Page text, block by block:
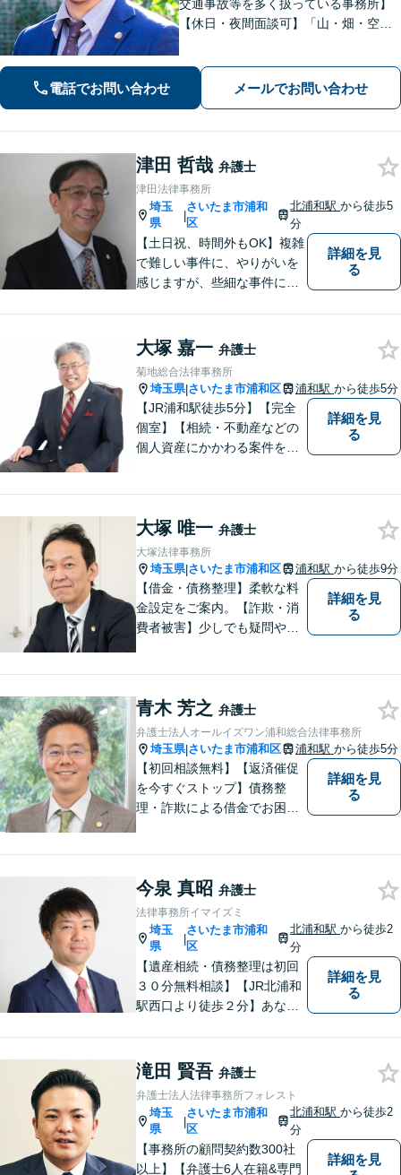
交通事故等を多く扱っている事務所】
【休日・夜間面談可】「山・畑・空き
電話でお問い合わせ メールでお問い合わせ
津田 哲哉 弁護士
津田法律事務所
埼玉
県
|
さいたま市浦和
区
北浦和駅から徒歩5
分
【土日祝、時間外もOK】複雑
で難しい事件に、やりがいを
感じますが、些細な事件にも
会社経営、経理・税務などに
も詳しく、きめ細かく対応致
します。刑事事件にも力を入
れています。
詳細を見
る
大塚 嘉一 弁護士
菊地総合法律事務所
埼玉県|さいたま市浦和区 浦和駅 から徒歩5分
【JR浦和駅徒歩5分】【完全
個室】【相続・不動産などの
個人資産にかかわる案件を多
お気軽にご相談ください。
詳細を見
る
大塚 唯一 弁護士
大塚法律事務所
埼玉県|さいたま市浦和区 浦和駅 から徒歩9分
【借金・債務整理】柔軟な料
金設定をご案内。【詐欺・消
費者被害】少しでも疑問や不
【刑事事件】スピーディーな
接見を重視！少年事件は子ど
もたちの将来を見据えてサポ
ート。
詳細を見
る
青木 芳之 弁護士
弁護士法人オールイズワン浦和総合法律事務所
埼玉県|さいたま市浦和区 浦和駅 から徒歩5分
【初回相談無料】【返済催促
を今すぐストップ】債務整
理・詐欺による借金でお困り
駅5分】【プライバシー配慮】
【平日22時・土日祝20時ま
で】【弁護士歴10年以上】
詳細を見
る
今泉 真昭 弁護士
法律事務所イマイズミ
埼玉
県
|
さいたま市浦和
区
北浦和駅から徒歩2
分
【遺産相続・債務整理は初回
３０分無料相談】【JR北浦和
駅西口より徒歩２分】あなた
の代わりに悩み、考え、解決
策をご提案します。
詳細を見
る
滝田 賢吾 弁護士
弁護士法人法律事務所フォレスト
埼玉
県
|
さいたま市浦和
区
北浦和駅から徒歩2
分
【事務所の顧問契約数300社
以上】【弁護士6人在籍&専門
詳細を見